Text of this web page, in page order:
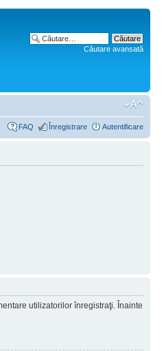
Căutare avansată
FAQ Înregistrare Autentificare
utilizatorilor înregistraţi. Înainte